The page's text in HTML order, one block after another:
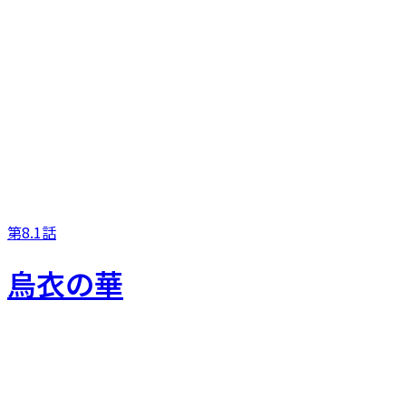
第8.1話
烏衣の華